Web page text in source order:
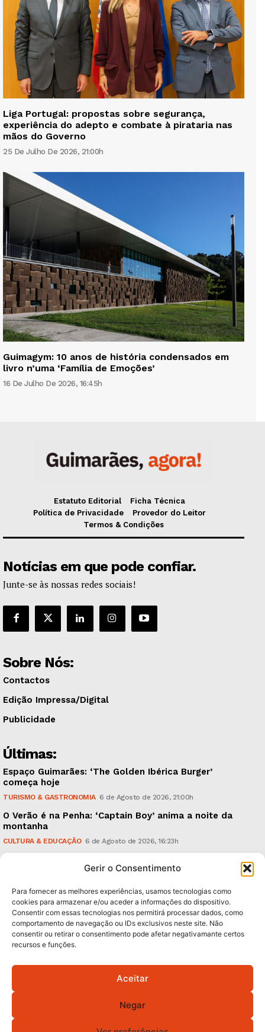
Gerir o Consentimento
Para fornecer as melhores experiências, usamos tecnologias como
cookies para armazenar e/ou aceder a informações do dispositivo.
Consentir com essas tecnologias nos permitirá processar dados, como
comportamento de navegação ou IDs exclusivos neste site. Não
consentir ou retirar o consentimento pode afetar negativamante certos
recursos e funções.
Aceitar
Negar
Liga Portugal: propostas sobre segurança,
experiência do adepto e combate à pirataria nas
mãos do Governo
25 De Julho De 2026, 21:00h
Guimagym: 10 anos de história condensados em
livro n’uma ‘Família de Emoções’
16 De Julho De 2026, 16:45h
Estatuto Editorial
Ficha Técnica
Política de Privacidade
Provedor do Leitor
Termos & Condições
Notícias em que pode confiar.
Junte-se às nossas redes sociais!
Sobre Nós:
Contactos
Edição Impressa/Digital
Publicidade
Últimas:
Espaço Guimarães: ‘The Golden Ibérica Burger’
começa hoje
TURISMO & GASTRONOMIA 6 de Agosto de 2026, 21:00h
O Verão é na Penha: ‘Captain Boy’ anima a noite da
montanha
CULTURA & EDUCAÇÃO 6 de Agosto de 2026, 16:23h
em causa”, garante Ricardo Araújo
Subscreva Newsletter:
QUERO ADERIR
Política de Privacidade